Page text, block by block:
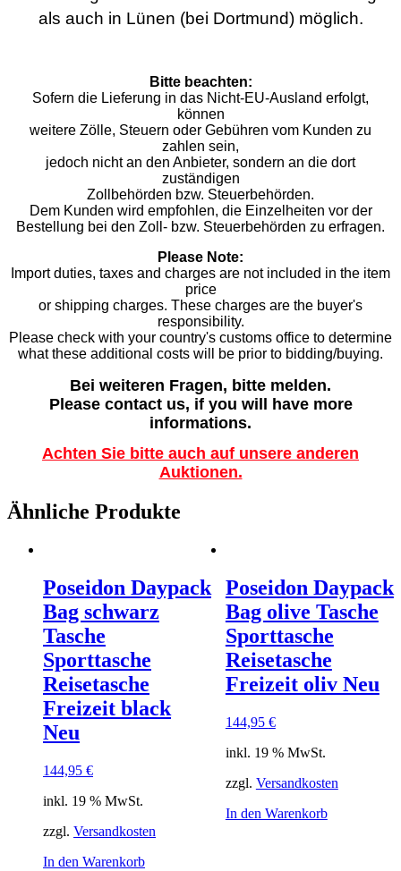
als auch in Lünen (bei Dortmund) möglich.
Bitte beachten:
Sofern die Lieferung in das Nicht-EU-Ausland erfolgt,
können
weitere Zölle, Steuern oder Gebühren vom Kunden zu
zahlen sein,
jedoch nicht an den Anbieter, sondern an die dort
zuständigen
Zollbehörden bzw. Steuerbehörden.
Dem Kunden wird empfohlen, die Einzelheiten vor der
Bestellung bei den Zoll- bzw. Steuerbehörden zu erfragen.
Please Note:
Import duties, taxes and charges are not included in the item
price
or shipping charges. These charges are the buyer's
responsibility.
Please check with your country's customs office to determine
what these additional costs will be prior to bidding/buying.
Bei weiteren Fragen, bitte melden.
Please contact us, if you will have more
informations.
Achten Sie bitte auch auf unsere anderen
Auktionen.
Ähnliche Produkte
Poseidon Daypack
Bag schwarz
Tasche
Sporttasche
Reisetasche
Freizeit black
Neu
144,95 €
inkl. 19 % MwSt.
zzgl. Versandkosten
In den Warenkorb
Poseidon Daypack
Bag olive Tasche
Sporttasche
Reisetasche
Freizeit oliv Neu
144,95 €
inkl. 19 % MwSt.
zzgl. Versandkosten
In den Warenkorb